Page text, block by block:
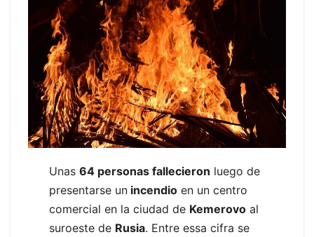
Unas 64 personas fallecieron luego de
presentarse un incendio en un centro
comercial en la ciudad de Kemerovo al
suroeste de Rusia. Entre essa cifra se